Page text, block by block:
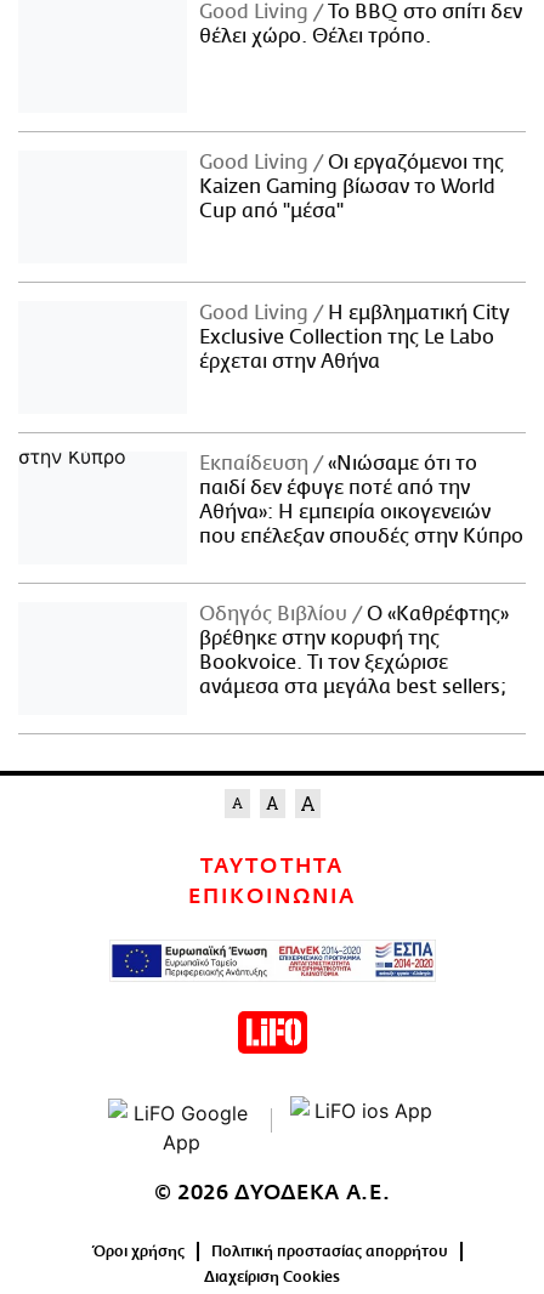
Good Living
Το BBQ στο σπίτι δεν
θέλει χώρο. Θέλει τρόπο.
Good Living
Οι εργαζόμενοι της
Kaizen Gaming βίωσαν το World
Cup από "μέσα"
Good Living
Η εμβληματική City
Exclusive Collection της Le Labo
έρχεται στην Αθήνα
Εκπαίδευση
«Νιώσαμε ότι το
παιδί δεν έφυγε ποτέ από την
Αθήνα»: Η εμπειρία οικογενειών
που επέλεξαν σπουδές στην Κύπρο
Οδηγός Βιβλίου
Ο «Καθρέφτης»
βρέθηκε στην κορυφή της
Bookvoice. Τι τον ξεχώρισε
ανάμεσα στα μεγάλα best sellers;
ΤΑΥΤΟΤΗΤΑ
ΕΠΙΚΟΙΝΩΝΙΑ
© 2026 ΔΥΟΔΕΚΑ Α.Ε.
Όροι χρήσης
Πολιτική προστασίας απορρήτου
Διαχείριση Cookies